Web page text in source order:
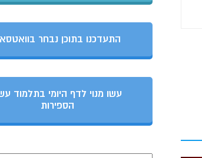
התעדכנו בתוכן נבחר
עשו מנוי לדף היומי בתלמוד
הספירות